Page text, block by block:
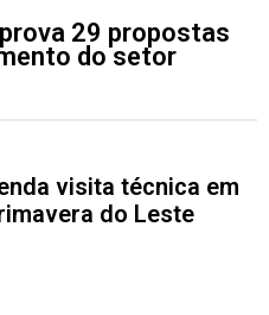
29 propostas
do setor
visita técnica em
do Leste